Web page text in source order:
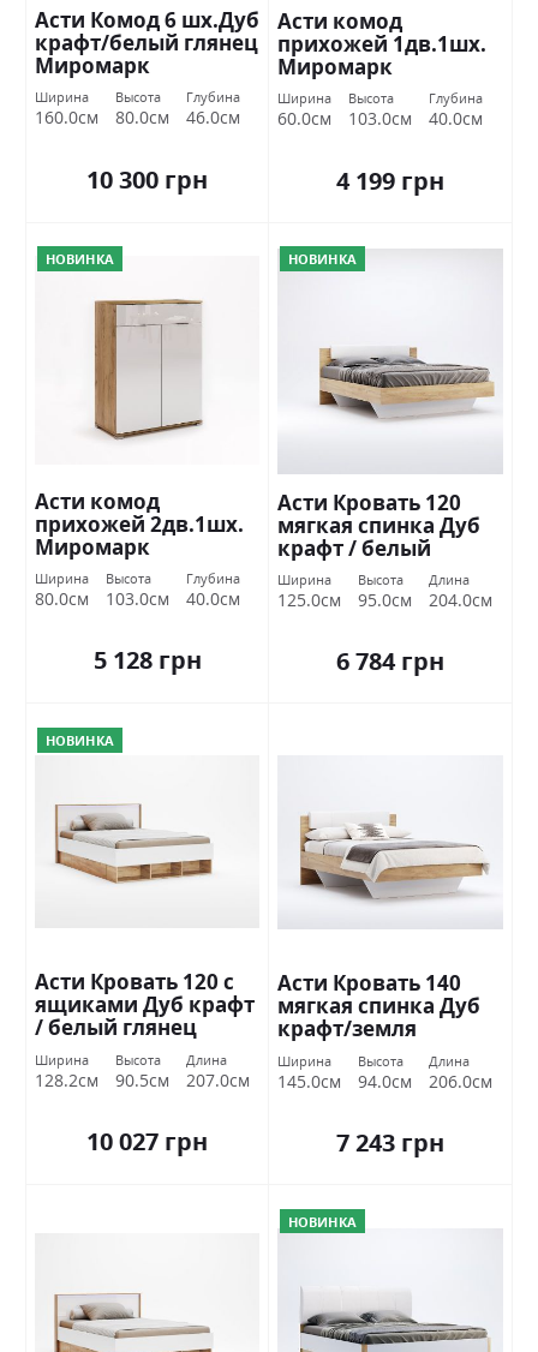
Асти Комод 6 шх.Дуб
крафт/белый глянец
Миромарк
Ширина
160.0см
Высота
80.0см
Глубина
46.0см
10 300 грн
Асти комод
прихожей 1дв.1шх.
Миромарк
Ширина
60.0см
Высота
103.0см
Глубина
40.0см
4 199 грн
НОВИНКА
Асти комод
прихожей 2дв.1шх.
Миромарк
Ширина
80.0см
Высота
103.0см
Глубина
40.0см
5 128 грн
НОВИНКА
Асти Кровать 120
мягкая спинка Дуб
крафт / белый
глянец Миромарк
Ширина
125.0см
Высота
95.0см
Длина
204.0см
6 784 грн
НОВИНКА
Асти Кровать 120 с
ящиками Дуб крафт
/ белый глянец
Миромарк
Ширина
128.2см
Высота
90.5см
Длина
207.0см
10 027 грн
Асти Кровать 140
мягкая спинка Дуб
крафт/земля
Миромарк
Ширина
145.0см
Высота
94.0см
Длина
206.0см
7 243 грн
НОВИНКА